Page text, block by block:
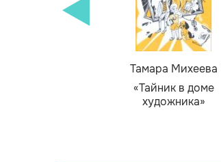
Тамара Михеева
«Тайник в доме
художника»